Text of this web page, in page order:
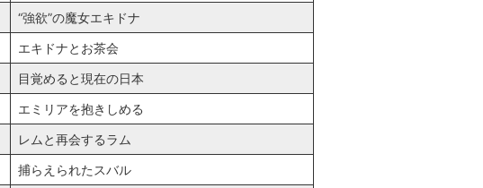
“強欲”の魔女エキドナ
エキドナとお茶会
目覚めると現在の日本
エミリアを抱きしめる
レムと再会するラム
捕らえられたスバル